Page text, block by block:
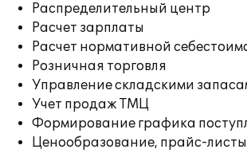
Распределительный центр
Расчет зарплаты
Расчет нормативной
Розничная торговля
Управление складскими
Учет продаж ТМЦ
Формирование графика
Ценообразование, прайс-листы